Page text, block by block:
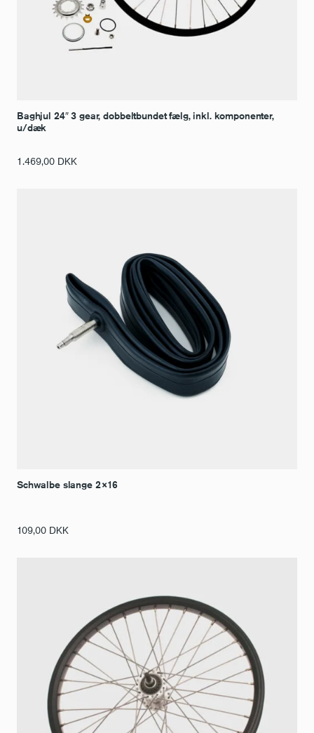
Baghjul 24″ 3 gear, dobbeltbundet fælg, inkl. komponenter,
u/dæk
1.469,00 DKK
Schwalbe slange 2×16
109,00 DKK